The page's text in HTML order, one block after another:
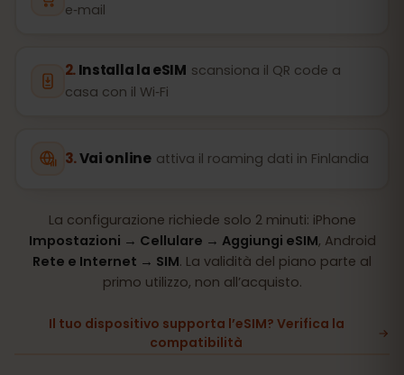
e‑mail
Installa la eSIM scansiona il QR code a
casa con il Wi‑Fi
Vai online attiva il roaming dati in Finlandia
La configurazione richiede solo 2 minuti: iPhone
Impostazioni → Cellulare → Aggiungi eSIM, Android
Rete e Internet → SIM. La validità del piano parte al
primo utilizzo, non all’acquisto.
Il tuo dispositivo supporta l’eSIM? Verifica la
compatibilità